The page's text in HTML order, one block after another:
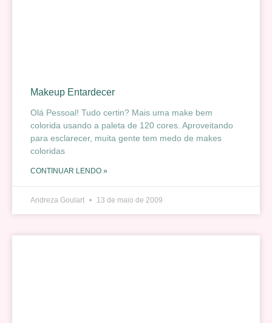
Makeup Entardecer
Olá Pessoal! Tudo certin? Mais uma make bem
colorida usando a paleta de 120 cores. Aproveitando
para esclarecer, muita gente tem medo de makes
coloridas
CONTINUAR LENDO »
Andreza Goulart 13 de maio de 2009